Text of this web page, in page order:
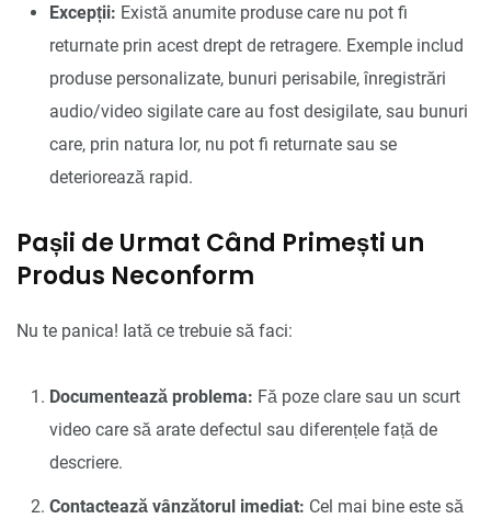
Excepții: Există anumite produse care nu pot fi
returnate prin acest drept de retragere. Exemple includ
produse personalizate, bunuri perisabile, înregistrări
audio/video sigilate care au fost desigilate, sau bunuri
care, prin natura lor, nu pot fi returnate sau se
deteriorează rapid.
Pașii de Urmat Când Primești un
Produs Neconform
Nu te panica! Iată ce trebuie să faci:
Documentează problema: Fă poze clare sau un scurt
video care să arate defectul sau diferențele față de
descriere.
Contactează vânzătorul imediat: Cel mai bine este să